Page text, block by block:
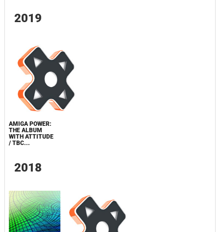
2019
AMIGA POWER:
THE ALBUM
WITH ATTITUDE
/ TBC...
2018